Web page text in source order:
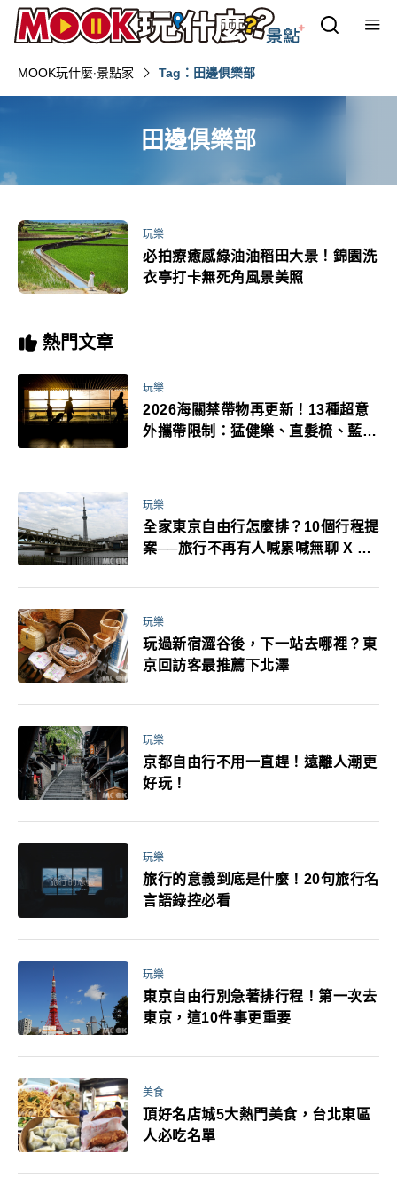
MOOK玩什麼‧景點家 Tag：田邊俱樂部
田邊俱樂部
玩樂
必拍療癒感綠油油稻田大景！錦園洗
衣亭打卡無死角風景美照
熱門文章
玩樂
2026海關禁帶物再更新！13種超意
外攜帶限制：猛健樂、直髮梳、藍牙
萬！注意事項一次看！
玩樂
全家東京自由行怎麼排？10個行程提
案──旅行不再有人喊累喊無聊 X 爸
玩樂
玩過新宿澀谷後，下一站去哪裡？東
京回訪客最推薦下北澤
玩樂
京都自由行不用一直趕！遠離人潮更
好玩！
玩樂
旅行的意義到底是什麼！20句旅行名
言語錄控必看
玩樂
東京自由行別急著排行程！第一次去
東京，這10件事更重要
美食
頂好名店城5大熱門美食，台北東區
人必吃名單